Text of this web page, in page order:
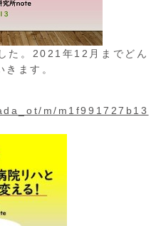
た。2021年12月までどん
ます。
m/m1f991727b13